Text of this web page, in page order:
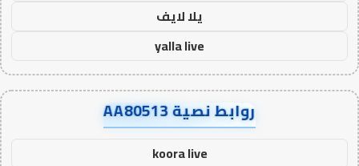
يلا لايف
yalla live
روابط نصية AA80513
koora live